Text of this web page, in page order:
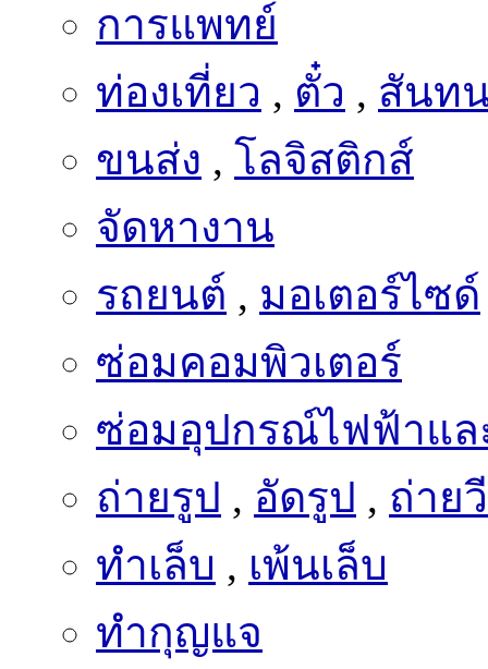
การแพทย์
ท่องเที่ยว , ตั๋ว , สันท
ขนส่ง , โลจิสติกส์
จัดหางาน
รถยนต์ , มอเตอร์ไซด์
ซ่อมคอมพิวเตอร์
ซ่อมอุปกรณ์ไฟฟ้าแล
ถ่ายรูป , อัดรูป , ถ่าย
ทำเล็บ , เพ้นเล็บ
ทำกุญแจ